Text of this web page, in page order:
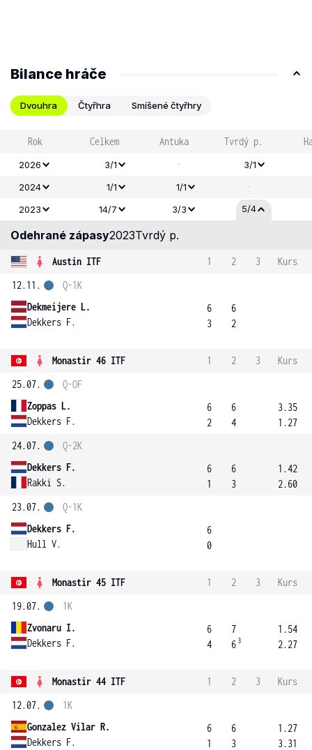
Bilance hráče
Dvouhra Čtyřhra Smíšené čtyřhry
Rok Celkem Antuka Tvrdý p.
2026 3/1 -
3/1
2024
1/1 1/1 -
2023 14/7 3/3 5/4
Odehrané zápasy2023Tvrdý p.
Austin ITF 1 2 3
Kurs
12.11.
Dekmeijere L.
Dekkers F.
Q-1K
6
3
6
2
Monastir 46 ITF 1 2 3
Kurs
25.07.
Zoppas L.
Dekkers F.
Q-OF
6
2
6
4
3.35
1.27
24.07.
Dekkers F.
Rakki S.
Q-2K
6
1
6
3
1.42
2.60
23.07.
Dekkers F.
Hull V.
Q-1K
6
0
Monastir 45 ITF 1 2 3
Kurs
19.07.
Zvonaru I.
Dekkers F.
1K
6
4
7
6 3
1.54
2.27
Monastir 44 ITF 1 2 3
Kurs
12.07.
Gonzalez Vilar R.
Dekkers F.
1K
6
1
6
3
1.27
3.31